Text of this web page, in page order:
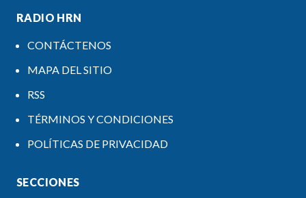
RADIO HRN
CONTÁCTENOS
MAPA DEL SITIO
RSS
TÉRMINOS Y CONDICIONES
POLÍTICAS DE PRIVACIDAD
SECCIONES